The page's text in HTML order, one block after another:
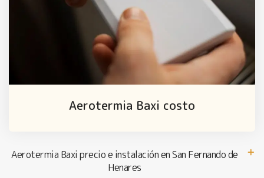
Aerotermia Baxi costo
Aerotermia Baxi precio e instalación en San Fernando de
Henares